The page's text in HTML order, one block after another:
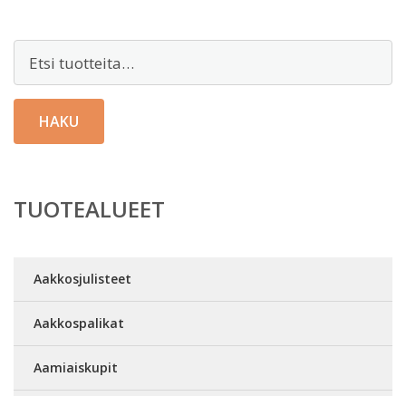
HAKU
TUOTEALUEET
Aakkosjulisteet
Aakkospalikat
Aamiaiskupit